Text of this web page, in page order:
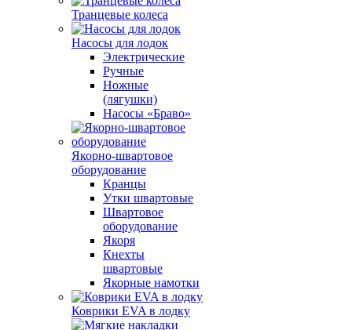
Транцевые колеса
Насосы для лодок
Электрические
Ручные
Ножные
(лягушки)
Насосы «Браво»
Якорно-швартовое
оборудование
Кранцы
Утки швартовые
Швартовое
оборудование
Якоря
Кнехты
швартовые
Якорные намотки
Коврики EVA в лодку